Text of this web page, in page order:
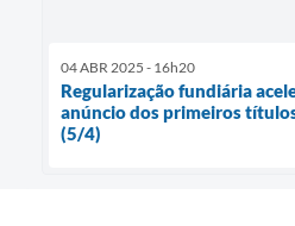
04 ABR 2025 - 16h20
Regularização fundiária
anúncio dos primeiros
(5/4)